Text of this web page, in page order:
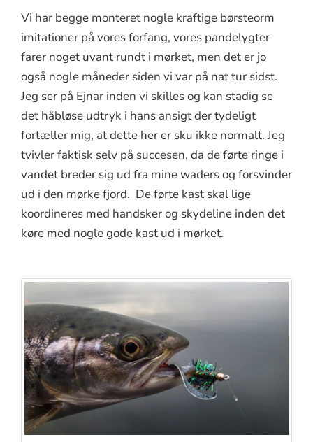
Vi har begge monteret nogle kraftige børsteorm
imitationer på vores forfang, vores pandelygter
farer noget uvant rundt i mørket, men det er jo
også nogle måneder siden vi var på nat tur sidst.
Jeg ser på Ejnar inden vi skilles og kan stadig se
det håbløse udtryk i hans ansigt der tydeligt
fortæller mig, at dette her er sku ikke normalt. Jeg
tvivler faktisk selv på succesen, da de førte ringe i
vandet breder sig ud fra mine waders og forsvinder
ud i den mørke fjord. De førte kast skal lige
koordineres med handsker og skydeline inden det
køre med nogle gode kast ud i mørket.